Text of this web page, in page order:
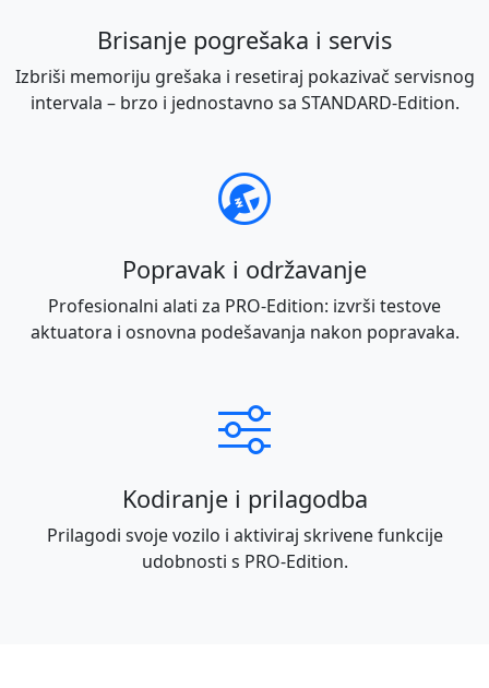
Brisanje pogrešaka i servis
Izbriši memoriju grešaka i resetiraj pokazivač servisnog
intervala – brzo i jednostavno sa STANDARD-Edition.
Popravak i održavanje
Profesionalni alati za PRO-Edition: izvrši testove
aktuatora i osnovna podešavanja nakon popravaka.
Kodiranje i prilagodba
Prilagodi svoje vozilo i aktiviraj skrivene funkcije
udobnosti s PRO-Edition.